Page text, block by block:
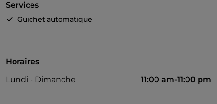
Services
Guichet automatique
Horaires
Lundi - Dimanche
11:00 am-11:00 pm